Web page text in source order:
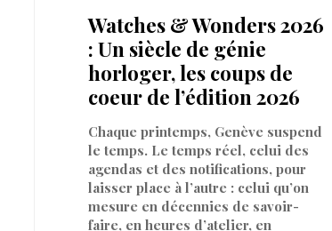
Watches & Wonders 2026
: Un siècle de génie
horloger, les coups de
coeur de l’édition 2026
Chaque printemps, Genève suspend
le temps. Le temps réel, celui des
agendas et des notifications, pour
laisser place à l’autre : celui qu’on
mesure en décennies de savoir-
faire, en heures d’atelier, en